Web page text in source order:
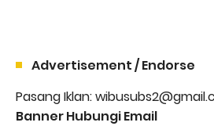
Advertisement / Endorse
Pasang Iklan:
Banner Hubungi Email